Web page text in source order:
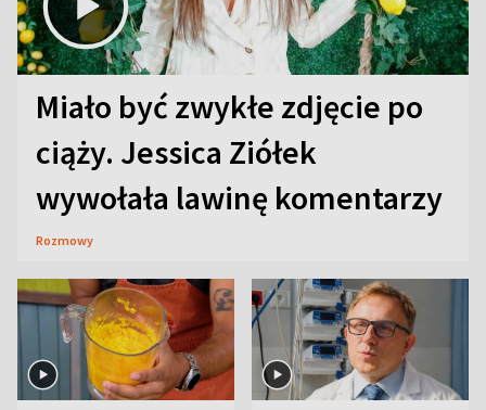
Miało być zwykłe zdjęcie po
ciąży. Jessica Ziółek
wywołała lawinę komentarzy
Rozmowy